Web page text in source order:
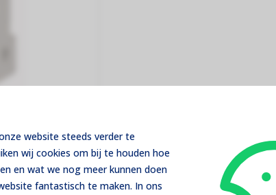
website steeds verder te
wij cookies om bij te houden hoe
en wat we nog meer kunnen doen
fantastisch te maken. In ons
Pakket samenstellen